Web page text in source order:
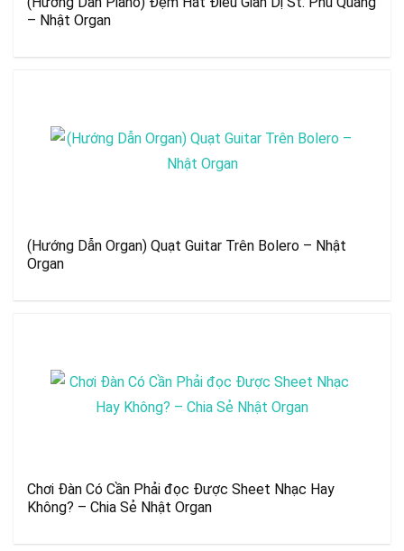
– Nhật Organ
(Hướng Dẫn Organ) Quạt Guitar Trên Bolero – Nhật
Organ
Chơi Đàn Có Cần Phải đọc Được Sheet Nhạc Hay
Không? – Chia Sẻ Nhật Organ